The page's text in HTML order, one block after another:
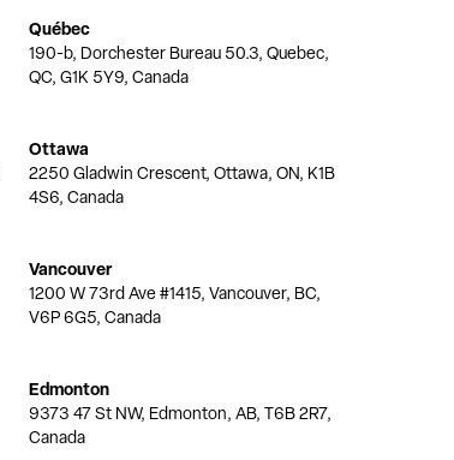
Québec
190-b, Dorchester Bureau 50.3, Quebec,
QC, G1K 5Y9, Canada
Ottawa
2250 Gladwin Crescent, Ottawa, ON, K1B
4S6, Canada
Vancouver
1200 W 73rd Ave #1415, Vancouver, BC,
V6P 6G5, Canada
Edmonton
9373 47 St NW, Edmonton, AB, T6B 2R7,
Canada